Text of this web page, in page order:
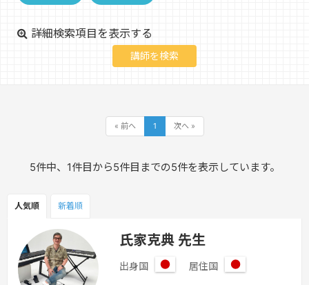
詳細検索項目を表示する
« 前へ 1 次へ »
5件中、1件目から5件目までの5件を表示しています。
人気順 新着順
氏家克典 先生
出身国 居住国